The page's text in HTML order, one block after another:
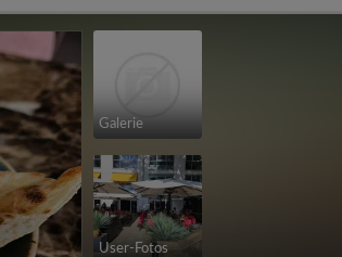
Galerie
User-Fotos